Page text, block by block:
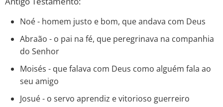
Noé - homem justo e bom, que andava com Deus
Abraão - o pai na fé, que peregrinava na companhia
do Senhor
Moisés - que falava com Deus como alguém fala ao
seu amigo
Josué - o servo aprendiz e vitorioso guerreiro